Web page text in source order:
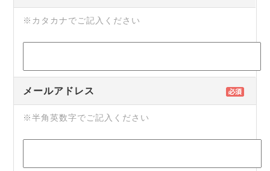
※カタカナでご記入ください
メールアドレス
※半角英数字でご記入ください